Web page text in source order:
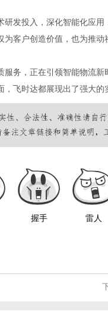
发投入，深化智能化应
客户创造价值，也为推动
服务，正在引领智能物流
飞时达都展现出了强大的
握手 雷人